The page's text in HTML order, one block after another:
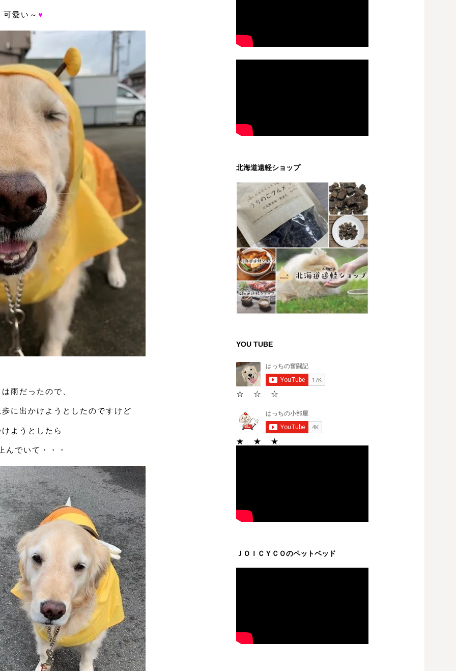
可愛い～ ♥
雨だったので、
に出かけようとしたのですけど
ようとしたら
んでいて・・・
北海道遠軽ショップ
YOU TUBE
☆ ☆ ☆
★ ★ ★
ＪＯＩＣＹＣＯのペットベッド